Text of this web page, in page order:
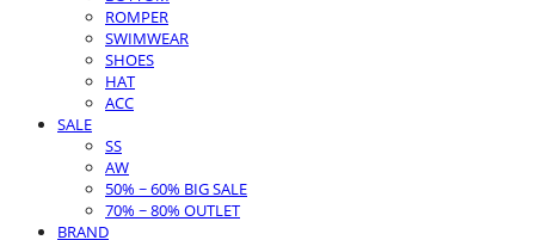
ROMPER
SWIMWEAR
SHOES
HAT
ACC
SALE
SS
AW
50% ~ 60% BIG SALE
70% ~ 80% OUTLET
BRAND